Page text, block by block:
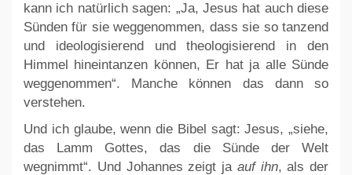
kann ich natürlich sagen: „Ja, Jesus hat auch diese
Sünden für sie weggenommen, dass sie so tanzend
und ideologisierend und theologisierend in den
Himmel hineintanzen können, Er hat ja alle Sünde
weggenommen“. Manche können das dann so
verstehen.
Und ich glaube, wenn die Bibel sagt: Jesus, „siehe,
das Lamm Gottes, das die Sünde der Welt
wegnimmt“. Und Johannes zeigt ja auf ihn, als der